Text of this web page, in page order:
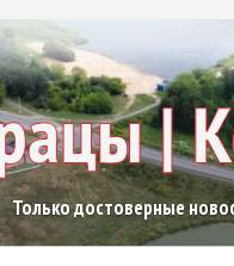
Только достоверные